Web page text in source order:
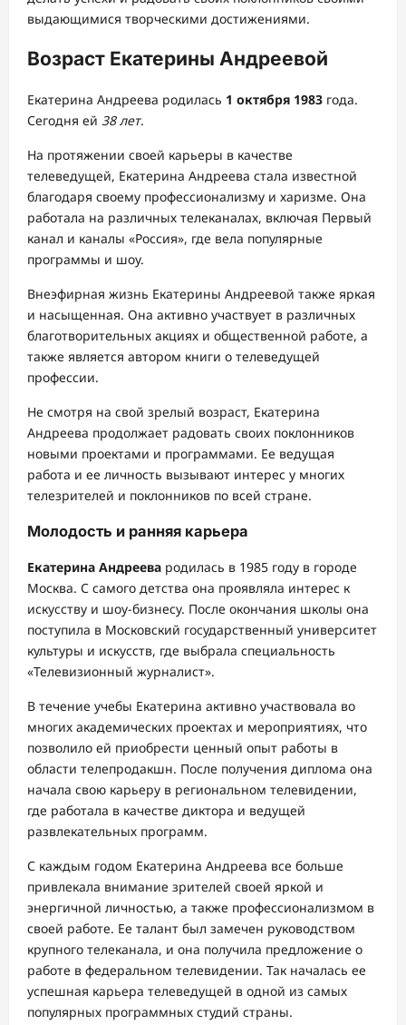
выдающимися творческими достижениями.
Возраст Екатерины Андреевой
Екатерина Андреева родилась 1 октября 1983 года.
Сегодня ей 38 лет.
На протяжении своей карьеры в качестве
телеведущей, Екатерина Андреева стала известной
благодаря своему профессионализму и харизме. Она
работала на различных телеканалах, включая Первый
канал и каналы «Россия», где вела популярные
программы и шоу.
Внеэфирная жизнь Екатерины Андреевой также яркая
и насыщенная. Она активно участвует в различных
благотворительных акциях и общественной работе, а
также является автором книги о телеведущей
профессии.
Не смотря на свой зрелый возраст, Екатерина
Андреева продолжает радовать своих поклонников
новыми проектами и программами. Ее ведущая
работа и ее личность вызывают интерес у многих
телезрителей и поклонников по всей стране.
Молодость и ранняя карьера
Екатерина Андреева родилась в 1985 году в городе
Москва. С самого детства она проявляла интерес к
искусству и шоу-бизнесу. После окончания школы она
поступила в Московский государственный университет
культуры и искусств, где выбрала специальность
«Телевизионный журналист».
В течение учебы Екатерина активно участвовала во
многих академических проектах и мероприятиях, что
позволило ей приобрести ценный опыт работы в
области телепродакшн. После получения диплома она
начала свою карьеру в региональном телевидении,
где работала в качестве диктора и ведущей
развлекательных программ.
С каждым годом Екатерина Андреева все больше
привлекала внимание зрителей своей яркой и
энергичной личностью, а также профессионализмом в
своей работе. Ее талант был замечен руководством
крупного телеканала, и она получила предложение о
работе в федеральном телевидении. Так началась ее
успешная карьера телеведущей в одной из самых
популярных программных студий страны.